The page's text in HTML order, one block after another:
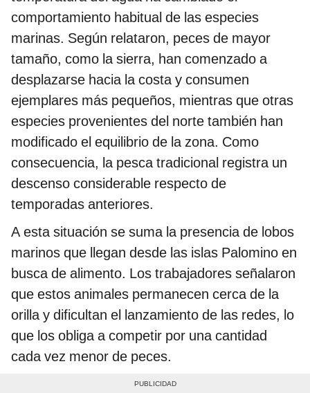
comportamiento habitual de las especies
marinas. Según relataron, peces de mayor
tamaño, como la sierra, han comenzado a
desplazarse hacia la costa y consumen
ejemplares más pequeños, mientras que otras
especies provenientes del norte también han
modificado el equilibrio de la zona. Como
consecuencia, la pesca tradicional registra un
descenso considerable respecto de
temporadas anteriores.
A esta situación se suma la presencia de lobos
marinos que llegan desde las islas Palomino en
busca de alimento. Los trabajadores señalaron
que estos animales permanecen cerca de la
orilla y dificultan el lanzamiento de las redes, lo
que los obliga a competir por una cantidad
cada vez menor de peces.